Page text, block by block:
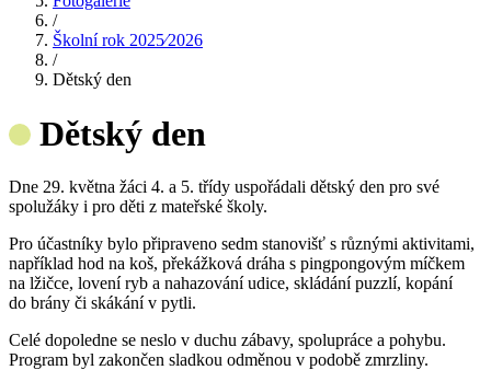
/
Školní rok 2025⁄2026
/
Dětský den
Dětský den
Dne 29. května žáci 4. a 5. třídy uspořádali dětský den pro své
spolužáky i pro děti z mateřské školy.
Pro účastníky bylo připraveno sedm stanovišť s různými aktivitami,
například hod na koš, překážková dráha s pingpongovým míčkem
na lžičce, lovení ryb a nahazování udice, skládání puzzlí, kopání
do brány či skákání v pytli.
Celé dopoledne se neslo v duchu zábavy, spolupráce a pohybu.
Program byl zakončen sladkou odměnou v podobě zmrzliny.